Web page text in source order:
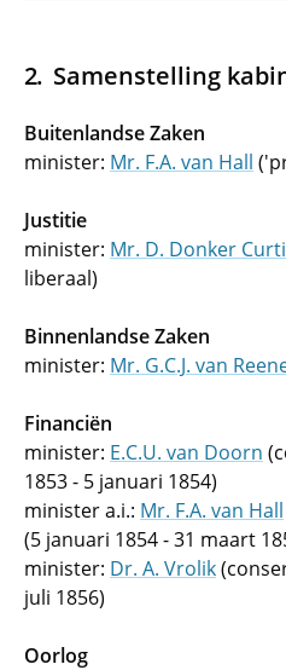
Samenstelling
Buitenlandse Zaken
minister: Mr. F.A. van Hall
Justitie
minister: Mr. D. Donker
liberaal)
Binnenlandse Zaken
minister: Mr. G.C.J. van
Financiën
minister: E.C.U. van Doorn
1853 - 5 januari 1854)
minister a.i.: Mr. F.A. van Hall
(5 januari 1854 - 31 maart
minister: Dr. A. Vrolik
juli 1856)
Oorlog